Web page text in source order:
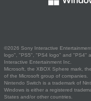
©2026 Sony Interactive
logo", "PS5", "PS4 logo" and "PS4"
Interactive Entertainment Inc.
Microsoft, the XBOX Sphere mark,
of the Microsoft group of companies.
Nintendo Switch is a trademark of
Windows is either a registered
States and/or other countries.